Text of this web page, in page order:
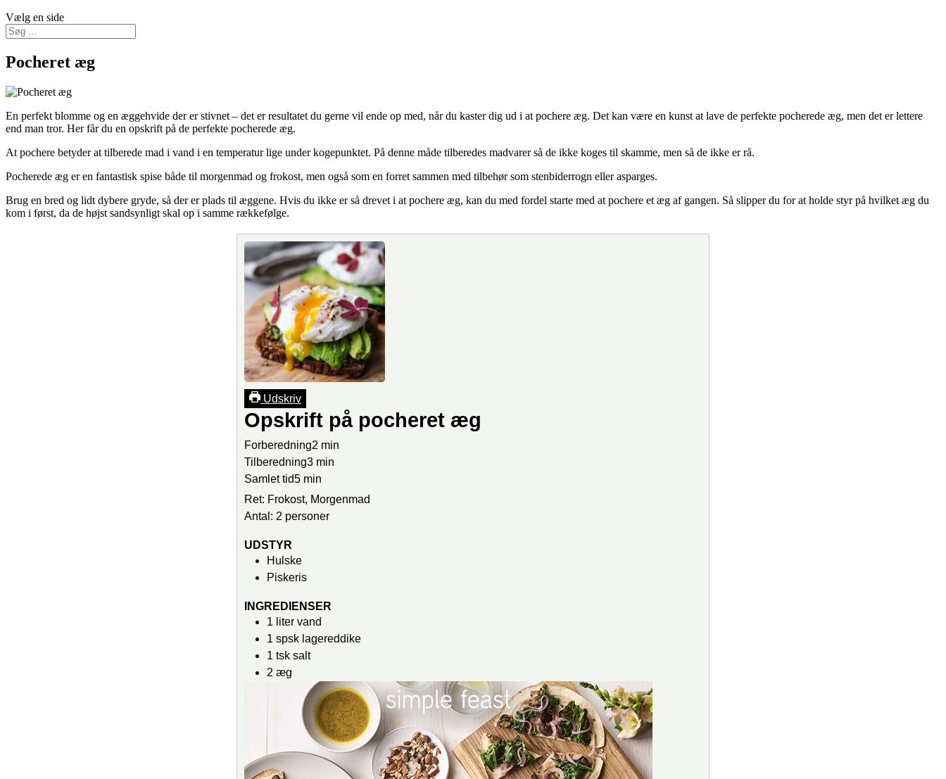
Vælg en side
Pocheret æg
En perfekt blomme og en æggehvide der er stivnet – det er resultatet du gerne vil ende op med, når du kaster dig ud i at pochere æg. Det kan være en kunst at lave de perfekte pocherede æg, men det er lettere
end man tror. Her får du en opskrift på de perfekte pocherede æg.
At pochere betyder at tilberede mad i vand i en temperatur lige under kogepunktet. På denne måde tilberedes madvarer så de ikke koges til skamme, men så de ikke er rå.
Pocherede æg er en fantastisk spise både til morgenmad og frokost, men også som en forret sammen med tilbehør som stenbiderrogn eller asparges.
Brug en bred og lidt dybere gryde, så der er plads til æggene. Hvis du ikke er så drevet i at pochere æg, kan du med fordel starte med at pochere et æg af gangen. Så slipper du for at holde styr på hvilket æg du
kom i først, da de højst sandsynligt skal op i samme rækkefølge.
Udskriv
Opskrift på pocheret æg
Forberedning2 min
Tilberedning3 min
Samlet tid5 min
Ret: Frokost, Morgenmad
Antal: 2 personer
UDSTYR
Hulske
Piskeris
INGREDIENSER
1 liter vand
1 spsk lagereddike
1 tsk salt
2 æg